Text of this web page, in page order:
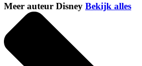
Meer auteur Disney Bekijk alles